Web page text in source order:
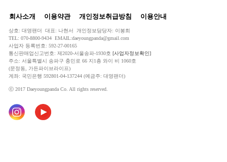
회사소개 이용약관 개인정보취급방침 이용안내
상호: 대영팬더 대표: 나현서 개인정보담당자: 이봉희
TEL: 070-8800-9434 EMAIL:daeyoungpanda@gmail.com
사업자 등록번호: 592-27-00165
통신판매업신고번호: 제2020-서울송파-1930호 [사업자정보확인]
주소: 서울특별시 송파구 충민로 66 지1층 와이 비 1060호
(문정동, 가든파이브라이프)
계좌: 국민은행 592801-04-137244 (예금주: 대영팬더)
ⓒ 2017 Daeyoungpanda Co. All rights reserved.